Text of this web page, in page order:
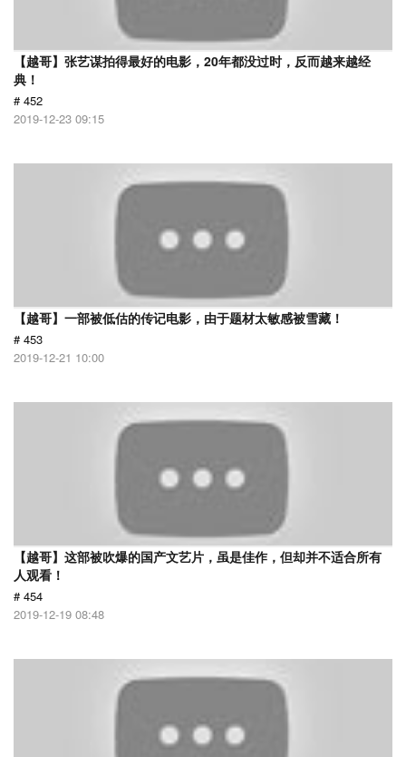
【越哥】张艺谋拍得最好的电影，20年都没过时，反而越来越经
典！
# 452
2019-12-23 09:15
【越哥】一部被低估的传记电影，由于题材太敏感被雪藏！
# 453
2019-12-21 10:00
【越哥】这部被吹爆的国产文艺片，虽是佳作，但却并不适合所有
人观看！
# 454
2019-12-19 08:48